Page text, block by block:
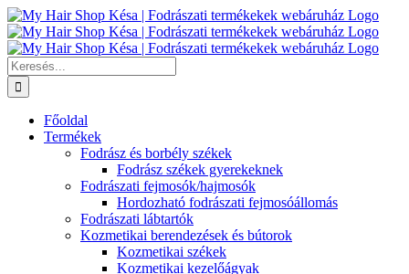
Kihagyás
Keresés...
Főoldal
Termékek
Fodrász és borbély székek
Fodrász székek gyerekeknek
Fodrászati fejmosók/hajmosók
Hordozható fodrászati fejmosóállomás
Fodrászati lábtartók
Kozmetikai berendezések és bútorok
Kozmetikai székek
Kozmetikai kezelőágyak